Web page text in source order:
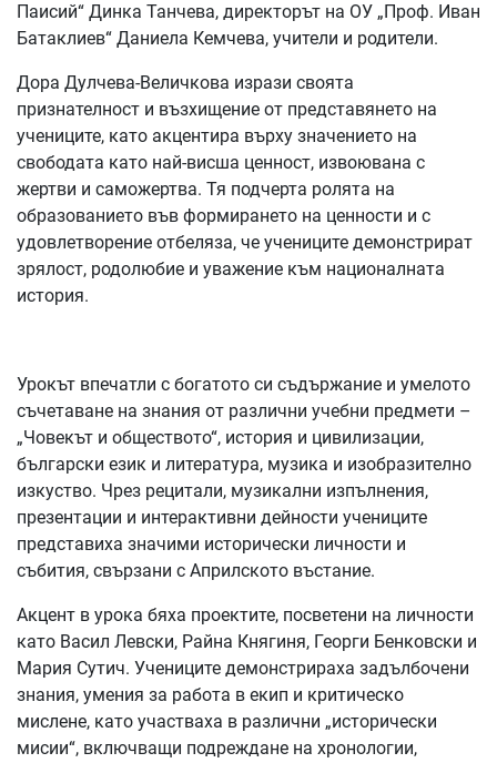
Паисий“ Динка Танчева, директорът на ОУ „Проф. Иван
Батаклиев“ Даниела Кемчева, учители и родители.
Дора Дулчева-Величкова изрази своята
признателност и възхищение от представянето на
учениците, като акцентира върху значението на
свободата като най-висша ценност, извоювана с
жертви и саможертва. Тя подчерта ролята на
образованието във формирането на ценности и с
удовлетворение отбеляза, че учениците демонстрират
зрялост, родолюбие и уважение към националната
история.
Урокът впечатли с богатото си съдържание и умелото
съчетаване на знания от различни учебни предмети –
„Човекът и обществото“, история и цивилизации,
български език и литература, музика и изобразително
изкуство. Чрез рецитали, музикални изпълнения,
презентации и интерактивни дейности учениците
представиха значими исторически личности и
събития, свързани с Априлското въстание.
Акцент в урока бяха проектите, посветени на личности
като Васил Левски, Райна Княгиня, Георги Бенковски и
Мария Сутич. Учениците демонстрираха задълбочени
знания, умения за работа в екип и критическо
мислене, като участваха в различни „исторически
мисии“, включващи подреждане на хронологии,